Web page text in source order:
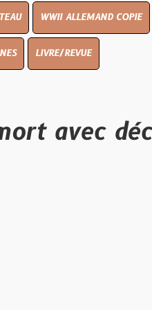
ALLEMAND COPIE WWII